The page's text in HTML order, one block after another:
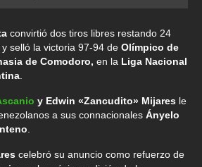
convirtió dos tiros libres restando 24
selló la victoria 97-94 de Olímpico de
de Comodoro, en la Liga Nacional
y Edwin «Zancudito» Mijares le
a sus connacionales Ányelo
celebró su anuncio como refuerzo de